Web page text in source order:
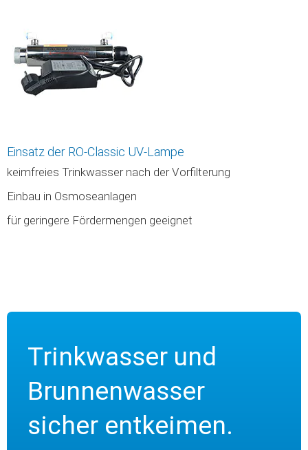
Einsatz der RO-Classic UV-Lampe
keimfreies Trinkwasser nach der Vorfilterung
Einbau in Osmoseanlagen
für geringere Fördermengen geeignet
Trinkwasser und
Brunnenwasser
sicher entkeimen.